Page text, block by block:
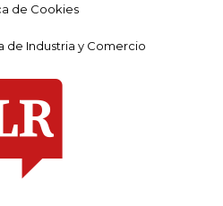
de Cookies
de Industria y Comercio